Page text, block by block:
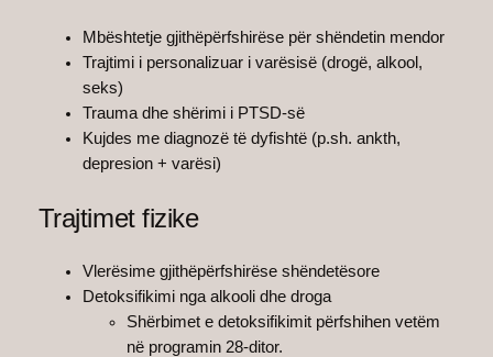
Mbështetje gjithëpërfshirëse për shëndetin mendor
Trajtimi i personalizuar i varësisë (drogë, alkool,
seks)
Trauma dhe shërimi i PTSD-së
Kujdes me diagnozë të dyfishtë (p.sh. ankth,
depresion + varësi)
Trajtimet fizike
Vlerësime gjithëpërfshirëse shëndetësore
Detoksifikimi nga alkooli dhe droga
Shërbimet e detoksifikimit përfshihen vetëm
në programin 28-ditor.